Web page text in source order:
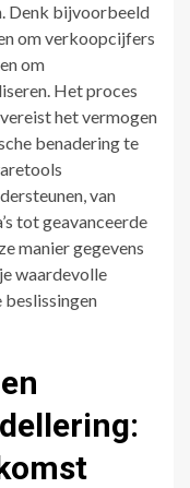
Denk bijvoorbeeld
om verkoopcijfers
om
Het proces
het vermogen
benadering te
van
tot geavanceerde
manier gegevens
waardevolle
beslissingen